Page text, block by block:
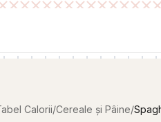
Calorii/Cereale și Pâine/